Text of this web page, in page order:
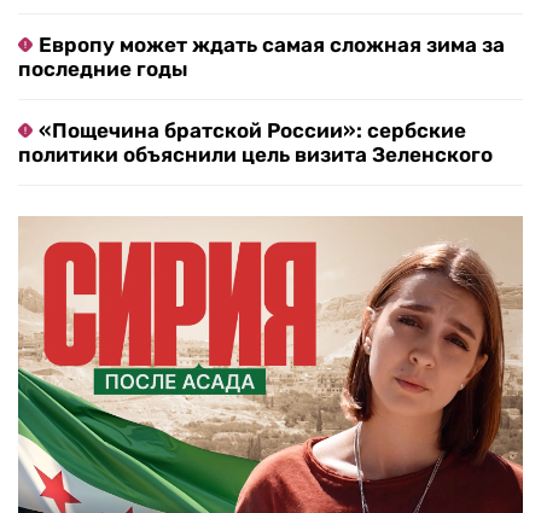
Европу может ждать самая сложная зима за
последние годы
«Пощечина братской России»: сербские
политики объяснили цель визита Зеленского